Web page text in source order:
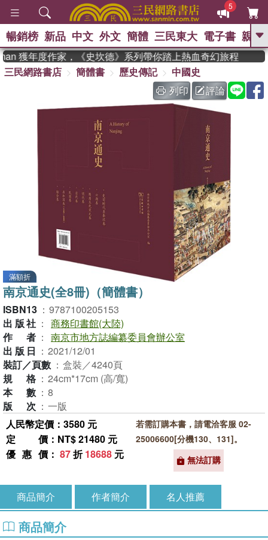
5
GO
熱搜： 東野圭吾 、 高希均教授回憶錄
The Odyssey 、 父親節 、 如果歷
史是一群喵 、 暑期推薦 、 國際布克
、 方念華 、 台灣的李
登輝時代
數學女孩：黎曼猜想
偉大的迷走神經
暢銷榜 新品 中文 外文 簡體 三民東大 電子書 親子
獲年度作家，《史坎德》系列帶你踏上熱血奇幻旅程
三民網路書店
簡體書 歷史傳記
中國史
列印
評論
滿額折
南京通史(全8冊)（簡體書）
ISBN13 ： 9787100205153
出版社 ： 商務印書館(大陸)
作者 ： 南京市地方誌編纂委員會辦公室
出版日 ： 2021/12/01
裝訂／頁數 ： 盒裝／4240頁
規格 ： 24cm*17cm (高/寬)
本數 ： 8
版次 ： 一版
人民幣定價：3580 元
定價 ：NT$ 21480 元
優惠價 ： 87折18688 元
若需訂購本書，請電洽客服 02-
25006600[分機130、131]。
無法訂購
商品簡介 作者簡介 名人推薦
商品簡介